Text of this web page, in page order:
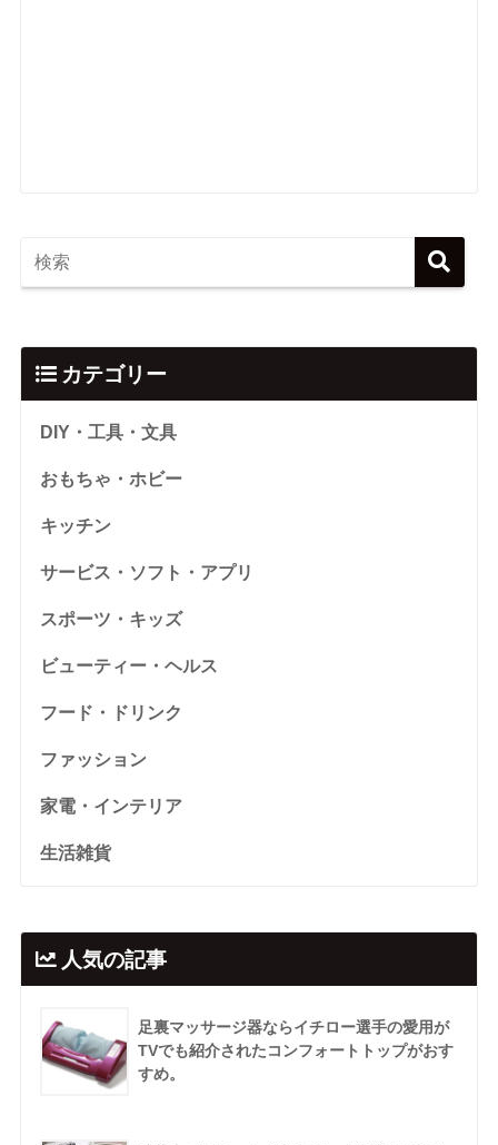
カテゴリー
DIY・工具・文具
おもちゃ・ホビー
キッチン
サービス・ソフト・アプリ
スポーツ・キッズ
ビューティー・ヘルス
フード・ドリンク
ファッション
家電・インテリア
生活雑貨
人気の記事
足裏マッサージ器ならイチロー選手の愛用が
TVでも紹介されたコンフォートトップがおす
すめ。